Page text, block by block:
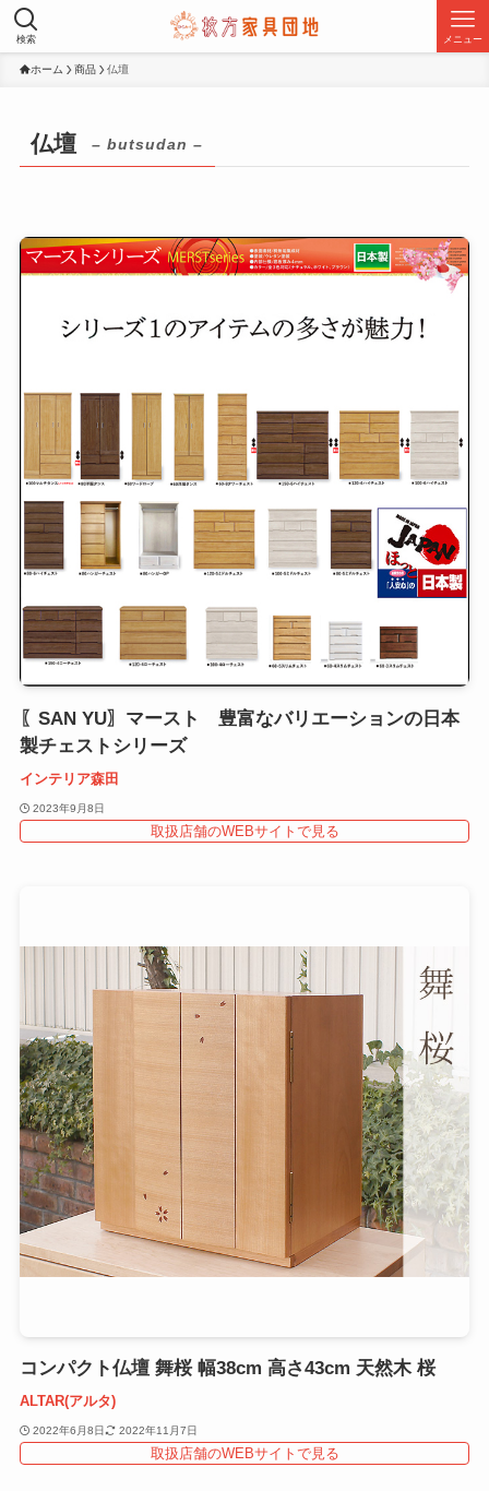
検索 メニュー
ホーム 商品 仏壇
仏壇 – butsudan –
〖SAN YU〗マースト 豊富なバリエーションの日本
製チェストシリーズ
インテリア森田
2023年9月8日
コンパクト仏壇 舞桜 幅38cm 高さ43cm 天然木 桜
ALTAR(アルタ)
2022年6月8日 2022年11月7日